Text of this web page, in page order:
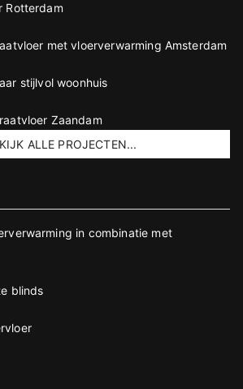
Rotterdam
met vloerverwarming Amsterdam
stijlvol woonhuis
Zaandam
ALLE PROJECTEN...
in combinatie met
blinds